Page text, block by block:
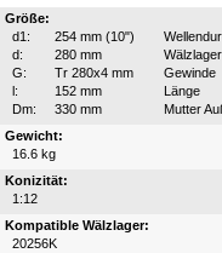
Größe:
d1:
254 mm (10")
d:
280 mm
G:
Tr 280x4 mm
Gewinde
l:
152 mm
Länge
Dm:
330 mm
Mutter
Gewicht:
16.6 kg
Konizität:
1:12
Kompatible Wälzlager:
20256K